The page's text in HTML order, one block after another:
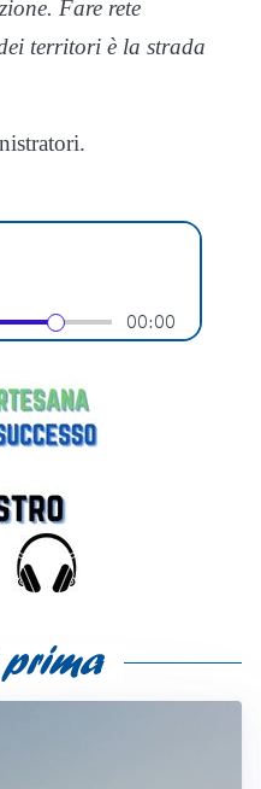
Fare rete
territori è la strada